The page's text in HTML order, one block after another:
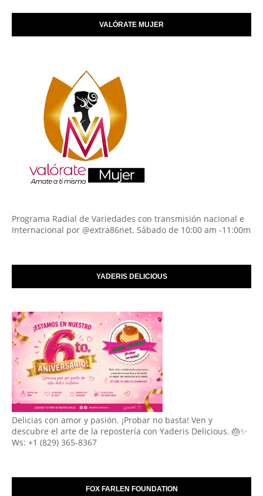
VALÓRATE MUJER
Programa Radial de Variedades con transmisión nacional e
Internacional por @extra86net. Sábado de 10:00 am -11:00m
YADERIS DELICIOUS
Delicias con amor y pasión. ¡Probar no basta! Ven y
descubre el arte de la repostería con Yaderis Delicious. 🎂✨
Ws: +1 (829) 365-8367
FOX FARLEN FOUNDATION